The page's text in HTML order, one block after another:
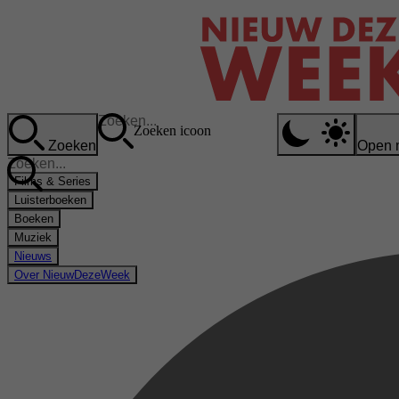
Zoeken
Zoeken icoon
Open
Films & Series
Luisterboeken
Boeken
Muziek
Nieuws
Over NieuwDezeWeek